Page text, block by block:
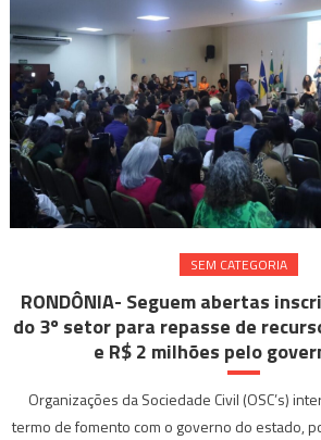
SEM CATEGORIA
RONDÔNIA- Seguem abertas
do 3º setor para repasse de
e R$ 2 milhões pelo
Organizações da Sociedade Civil (OSC’s)
termo de fomento com o governo do estado,